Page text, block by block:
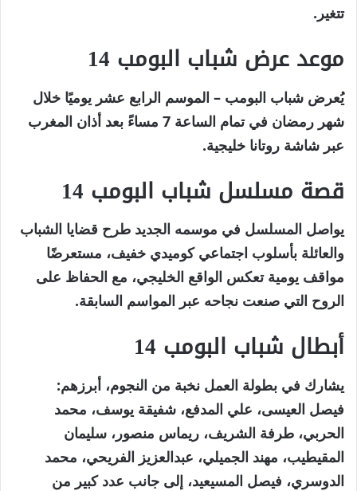
تتغير.
موعد عرض شباب البومب 14
يُعرض شباب البومب – الموسم الرابع عشر يوميًا خلال
شهر رمضان في تمام الساعة 7 مساءً بعد أذان المغرب
عبر شاشة روتانا خليجية.
قصة مسلسل شباب البومب 14
يواصل المسلسل في موسمه الجديد طرح قضايا الشباب
والعائلة بأسلوب اجتماعي كوميدي خفيف، مستعرضًا
مواقف يومية تعكس الواقع الخليجي، مع الحفاظ على
الروح التي صنعت نجاحه عبر المواسم السابقة.
أبطال شباب البومب 14
يشارك في بطولة العمل نخبة من النجوم، أبرزهم:
فيصل العيسى، علي المدفع، شفيقة يوسف، محمد
الحربي، طرفة الشريف، ريماس منصور، سليمان
المقيطيب، مهند الجميلي، عبدالعزيز الفريحي، محمد
الدوسري، فيصل المسيعيد، إلى جانب عدد كبير من